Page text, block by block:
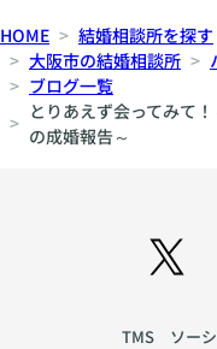
HOME 結婚相談所を探す
大阪市の結婚相談所
ブログ一覧
とりあえず会ってみて
の成婚報告～
TMS ソーシ